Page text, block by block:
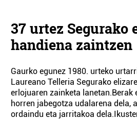
37 urtez Segurako
handiena zaintzen
Gaurko egunez 1980. urteko
Laureano Telleria Segurako
erlojuaren zainketa lanetan.Berak
horren jabegotza udalarena dela,
ordaindu eta jarritakoa